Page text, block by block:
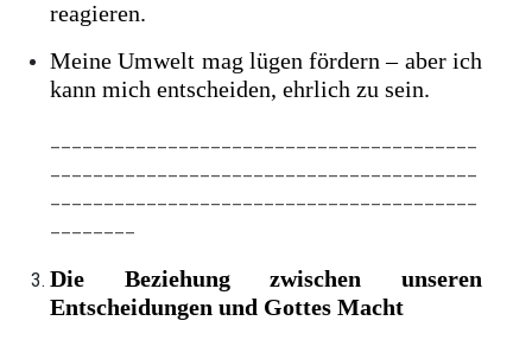
reagieren.
Meine Umwelt mag lügen fördern – aber ich
kann mich entscheiden, ehrlich zu sein.
Die Beziehung zwischen unseren
Entscheidungen und Gottes Macht